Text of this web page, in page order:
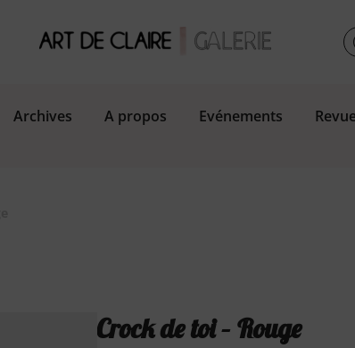
Archives A propos Evénements
Crock de toi – Rouge